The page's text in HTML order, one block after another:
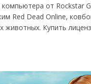
от Rockstar
Red Dead Online,
животных. Купить